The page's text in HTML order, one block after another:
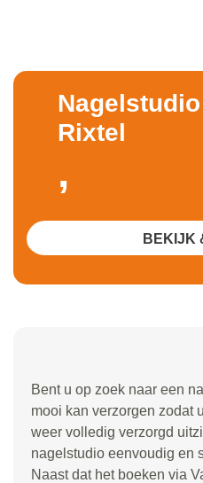
Bent u op zoek naar een
mooi kan verzorgen zodat
weer volledig verzorgd
nagelstudio eenvoudig en
Naast dat het boeken via
Rixtel
,
BEKIJK